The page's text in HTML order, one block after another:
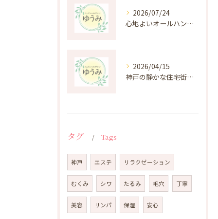
2026/07/24
心地よいオールハンド施術の癒しと効果を深掘り
2026/04/15
神戸の静かな住宅街にある癒しのプライベートエステ体験
タグ Tags
神戸 エステ リラクゼーション
むくみ シワ たるみ 毛穴 丁寧
美容 リンパ 保湿 安心